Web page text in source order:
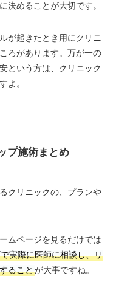
決めることが大切です。
が起きたとき用にクリニ
ろがあります。万が一の
という方は、クリニック
よ。
プ施術まとめ
クリニックの、プランや
ムページを見るだけでは
実際に医師に相談し、リ
ることが大事ですね。